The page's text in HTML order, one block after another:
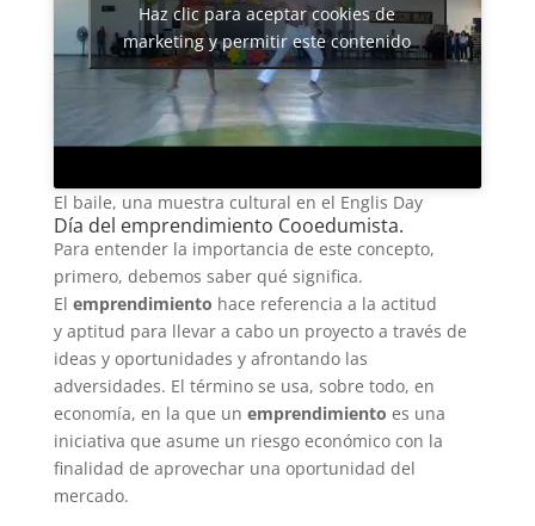
Haz clic para aceptar cookies de
marketing y permitir este contenido
El baile, una muestra cultural en el Englis Day
Día del emprendimiento Cooedumista.
Para entender la importancia de este concepto,
primero, debemos saber qué significa.
El emprendimiento hace referencia a la actitud
y aptitud para llevar a cabo un proyecto a través de
ideas y oportunidades y afrontando las
adversidades. El término se usa, sobre todo, en
economía, en la que un emprendimiento es una
iniciativa que asume un riesgo económico con la
finalidad de aprovechar una oportunidad del
mercado.